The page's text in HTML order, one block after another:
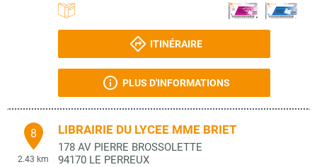
ITINÉRAIRE
PLUS D'INFORMATIONS
8
2.43 km
LIBRAIRIE DU LYCEE MME BRIET
178 AV PIERRE BROSSOLETTE
94170 LE PERREUX